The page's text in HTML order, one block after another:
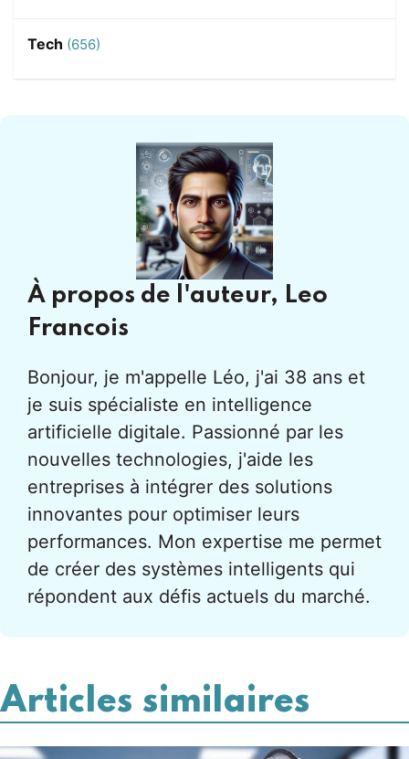
Tech (656)
À propos de l'auteur, Leo
Francois
Bonjour, je m'appelle Léo, j'ai 38 ans et
je suis spécialiste en intelligence
artificielle digitale. Passionné par les
nouvelles technologies, j'aide les
entreprises à intégrer des solutions
innovantes pour optimiser leurs
performances. Mon expertise me permet
de créer des systèmes intelligents qui
répondent aux défis actuels du marché.
Articles similaires